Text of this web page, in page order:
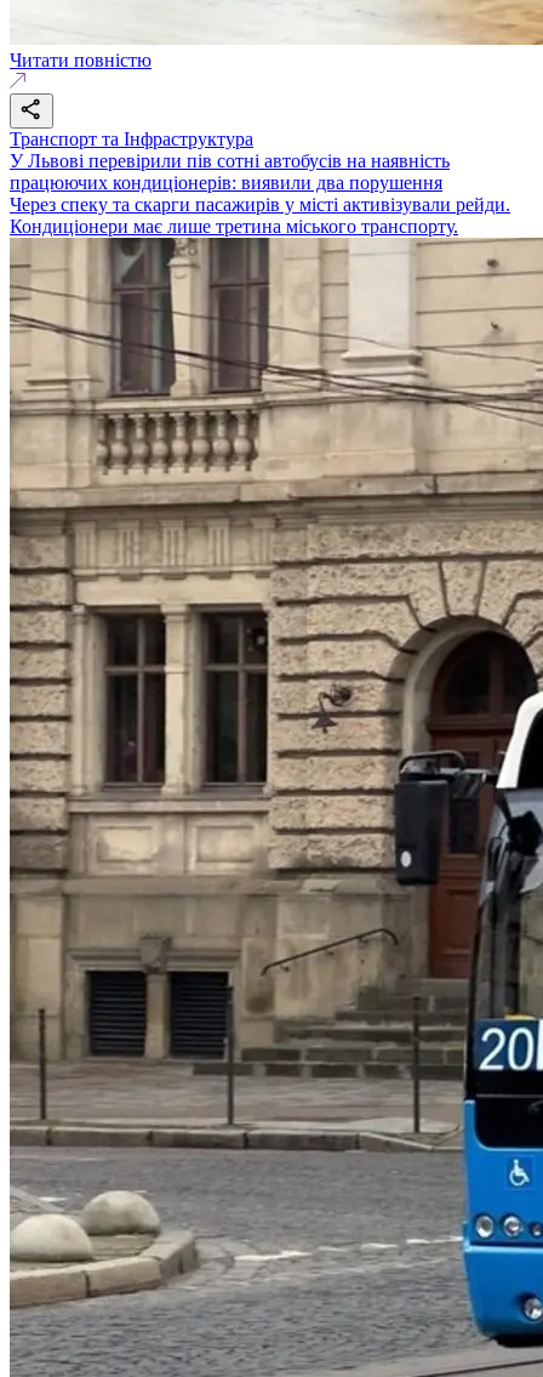
Читати повністю
Транспорт та Інфраструктура
У Львові перевірили пів сотні автобусів на наявність
працюючих кондиціонерів: виявили два порушення
Через спеку та скарги пасажирів у місті активізували рейди.
Кондиціонери має лише третина міського транспорту.